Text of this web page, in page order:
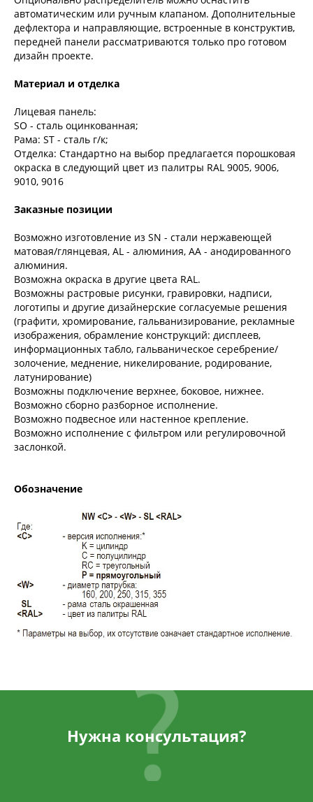
автоматическим или ручным клапаном. Дополнительные
дефлектора и направляющие, встроенные в конструктив,
передней панели рассматриваются только про готовом
дизайн проекте.
Материал и отделка
Лицевая панель:
SO - сталь оцинкованная;
Рама: ST - сталь г/к;
Отделка: Стандартно на выбор предлагается порошковая
окраска в следующий цвет из палитры RAL 9005, 9006,
9010, 9016
Заказные позиции
Возможно изготовление из SN - стали нержавеющей
матовая/глянцевая, AL - алюминия, АА - анодированного
алюминия.
Возможна окраска в другие цвета RAL.
Возможны растровые рисунки, гравировки, надписи,
логотипы и другие дизайнерские согласуемые решения
(графити, хромирование, гальванизирование, рекламные
изображения, обрамление конструкций: дисплеев,
информационных табло, гальваническое серебрение/
золочение, меднение, никелирование, родирование,
латунирование)
Возможны подключение верхнее, боковое, нижнее.
Возможно сборно разборное исполнение.
Возможно подвесное или настенное крепление.
Возможно исполнение с фильтром или регулировочной
заслонкой.
Обозначение
Нужна консультация?